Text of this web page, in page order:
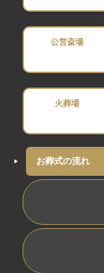
公営斎場
火葬場
お葬式の流れ